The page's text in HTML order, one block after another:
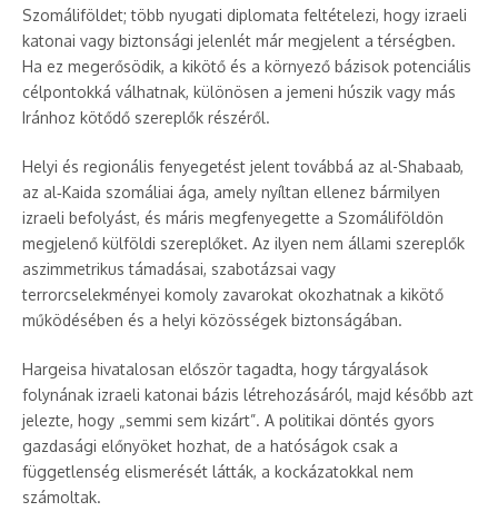
Szomáliföldet; több nyugati diplomata feltételezi, hogy izraeli
katonai vagy biztonsági jelenlét már megjelent a térségben.
Ha ez megerősödik, a kikötő és a környező bázisok potenciális
célpontokká válhatnak, különösen a jemeni húszik vagy más
Iránhoz kötődő szereplők részéről.
Helyi és regionális fenyegetést jelent továbbá az al-Shabaab,
az al‑Kaida szomáliai ága, amely nyíltan ellenez bármilyen
izraeli befolyást, és máris megfenyegette a Szomáliföldön
megjelenő külföldi szereplőket. Az ilyen nem állami szereplők
aszimmetrikus támadásai, szabotázsai vagy
terrorcselekményei komoly zavarokat okozhatnak a kikötő
működésében és a helyi közösségek biztonságában.
Hargeisa hivatalosan először tagadta, hogy tárgyalások
folynának izraeli katonai bázis létrehozásáról, majd később azt
jelezte, hogy „semmi sem kizárt”. A politikai döntés gyors
gazdasági előnyöket hozhat, de a hatóságok csak a
függetlenség elismerését látták, a kockázatokkal nem
számoltak.